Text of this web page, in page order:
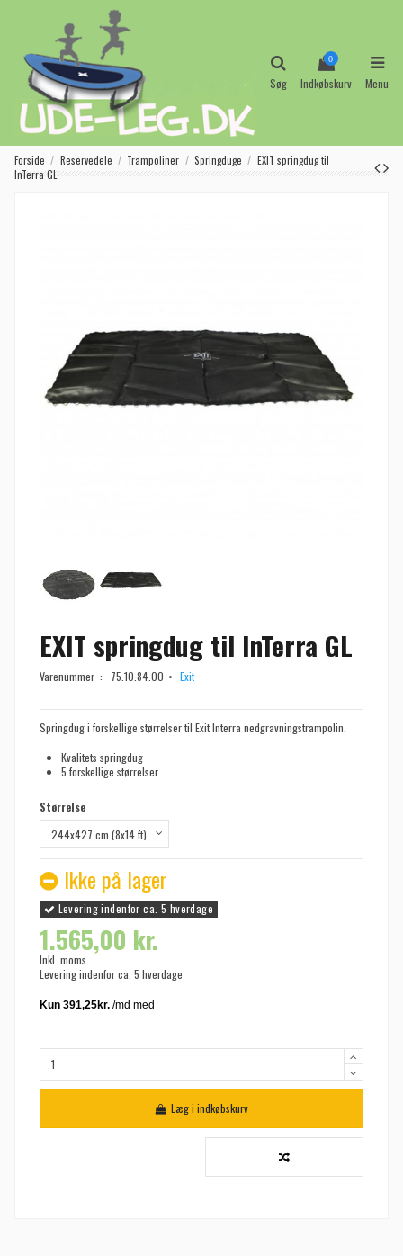
Søg
0
Indkøbskurv Menu
Forside Reservedele Trampoliner Springduge
EXIT springdug til
InTerra GL
EXIT springdug til InTerra GL
Varenummer : 75.10.84.00 Exit
Springdug i forskellige størrelser til Exit Interra nedgravningstrampolin.
Kvalitets springdug
5 forskellige størrelser
Størrelse
Ikke på lager
Levering indenfor ca. 5 hverdage
1.565,00 kr.
Inkl. moms
Levering indenfor ca. 5 hverdage
Læg i indkøbskurv